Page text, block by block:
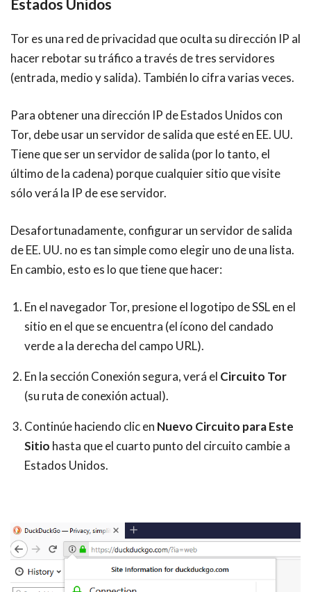
Estados Unidos
Tor es una red de privacidad que oculta su dirección IP al
hacer rebotar su tráfico a través de tres servidores
(entrada, medio y salida). También lo cifra varias veces.
Para obtener una dirección IP deEstados Unidos con
Tor, debe usar un servidor de salida que esté en EE. UU.
Tiene que ser un servidor de salida (por lo tanto, el
último de la cadena) porque cualquier sitio que visite
sólo verá la IP de ese servidor.
Desafortunadamente, configurar un servidor de salida
de EE. UU. no es tan simple como elegir uno de una lista.
En cambio, esto es lo que tiene que hacer:
En el navegador Tor, presione el logotipo de SSL en el
sitio en el que se encuentra (el ícono del candado
verde a la derecha del campo URL).
En la sección Conexión segura, verá el Circuito Tor
(su ruta de conexión actual).
Continúe haciendo clic en Nuevo Circuito para Este
Sitio hasta que el cuarto punto del circuito cambie a
Estados Unidos.